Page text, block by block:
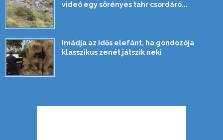
videó egy sörényes tahr csordáró...
Imádja az idős elefánt, ha gondozója
klasszikus zenét játszik neki